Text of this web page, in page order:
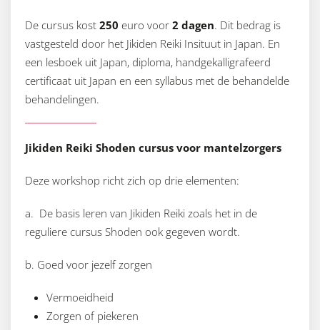
De cursus kost 250 euro voor 2 dagen. Dit bedrag is
vastgesteld door het Jikiden Reiki Insituut in Japan. En
een lesboek uit Japan, diploma, handgekalligrafeerd
certificaat uit Japan en een syllabus met de behandelde
behandelingen.
Jikiden Reiki Shoden cursus voor mantelzorgers
Deze workshop richt zich op drie elementen:
a. De basis leren van Jikiden Reiki zoals het in de
reguliere cursus Shoden ook gegeven wordt.
b. Goed voor jezelf zorgen
Vermoeidheid
Zorgen of piekeren